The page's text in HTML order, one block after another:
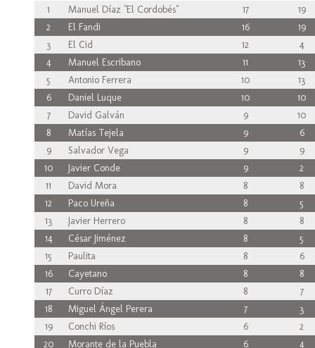
1 Manuel Díaz "El Cordobés" 17
19
2
El Fandi 16
19
3
El Cid 12
4
4
Manuel Escribano 11
13
5
Antonio Ferrera 10
13
6
Daniel Luque 10
10
7
David Galván 9
10
8
Matías Tejela 9
6
9
Salvador Vega 9
9
10
Javier Conde 9
2
11
David Mora 8
8
12
Paco Ureña 8
5
13
Javier Herrero 8
8
14
César Jiménez 8
5
15
Paulita 8
6
16
Cayetano 8
8
17
Curro Díaz 8
7
18
Miguel Ángel Perera 7
3
19
Conchi Ríos 6
2
20
Morante de la Puebla 6 4